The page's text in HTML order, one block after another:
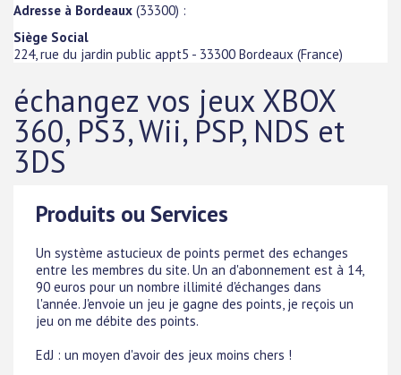
Adresse à Bordeaux (33300) :
Siège Social
224, rue du jardin public appt5 - 33300 Bordeaux (France)
échangez vos jeux XBOX
360, PS3, Wii, PSP, NDS et
3DS
Produits ou Services
Un système astucieux de points permet des echanges
entre les membres du site. Un an d'abonnement est à 14,
90 euros pour un nombre illimité d'échanges dans
l'année. J'envoie un jeu je gagne des points, je reçois un
jeu on me débite des points.
EdJ : un moyen d'avoir des jeux moins chers !